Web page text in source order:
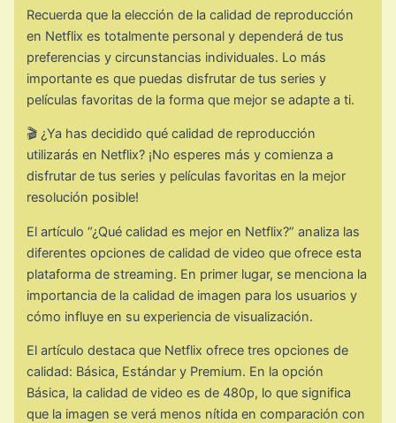
Recuerda que la elección de la calidad de reproducción
en Netflix es totalmente personal y dependerá de tus
preferencias y circunstancias individuales. Lo más
importante es que puedas disfrutar de tus series y
películas favoritas de la forma que mejor se adapte a ti.
🎬 ¿Ya has decidido qué calidad de reproducción
utilizarás en Netflix? ¡No esperes más y comienza a
disfrutar de tus series y películas favoritas en la mejor
resolución posible!
El artículo “¿Qué calidad es mejor en Netflix?” analiza las
diferentes opciones de calidad de video que ofrece esta
plataforma de streaming. En primer lugar, se menciona la
importancia de la calidad de imagen para los usuarios y
cómo influye en su experiencia de visualización.
El artículo destaca que Netflix ofrece tres opciones de
calidad: Básica, Estándar y Premium. En la opción
Básica, la calidad de video es de 480p, lo que significa
que la imagen se verá menos nítida en comparación con